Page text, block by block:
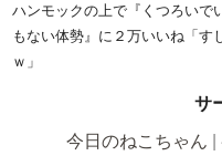
ハンモックの上で『くつろい
もない体勢』に２万いいね「す
ｗ」
サ
今日のねこちゃん